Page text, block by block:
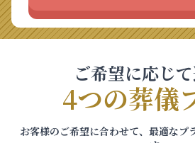
ご希望に応じ
4つの葬儀
お客様のご希望に合わせて、最適なプ